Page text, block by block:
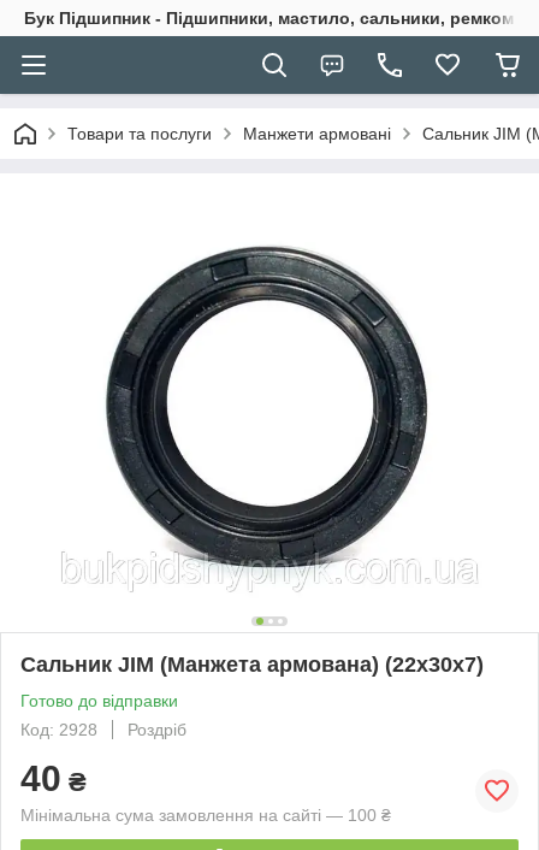
Бук Підшипник - Підшипники, мастило, сальники,
Товари та послуги Манжети армовані Сальник JIM
Сальник JIM (Манжета армована) (22x30x7)
Готово до відправки
Код: 2928
Роздріб
40 ₴
Мінімальна сума замовлення на сайті — 100 ₴